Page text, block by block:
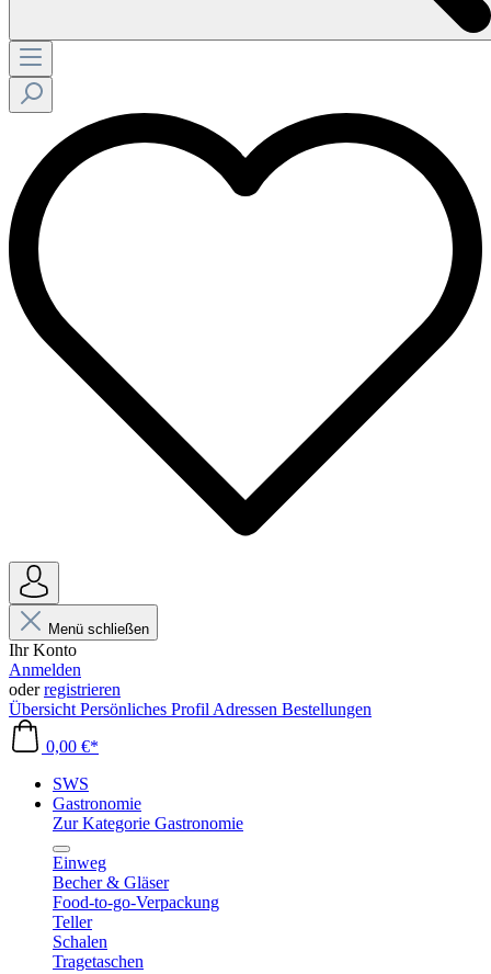
Menü schließen
Ihr Konto
Anmelden
oderregistrieren
Übersicht Persönliches Profil Adressen Bestellungen
0,00 €*
SWS
Gastronomie
Zur Kategorie Gastronomie
Einweg
Becher & Gläser
Food-to-go-Verpackung
Teller
Schalen
Tragetaschen